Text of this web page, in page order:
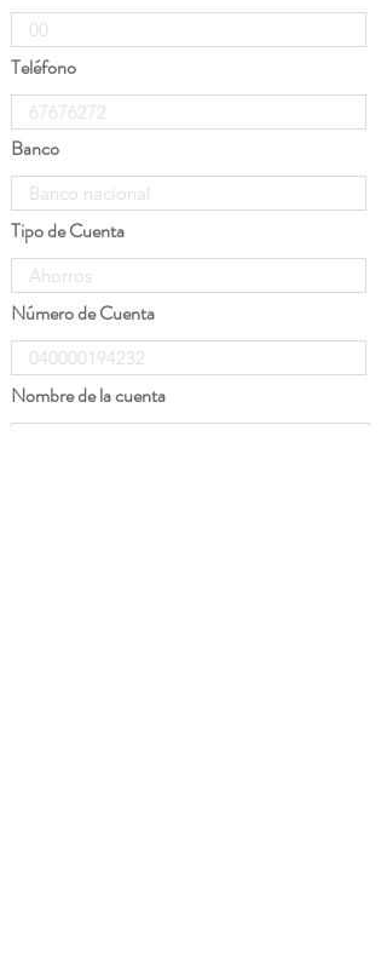
Teléfono
Banco
Tipo de Cuenta
Número de Cuenta
Nombre de la cuenta